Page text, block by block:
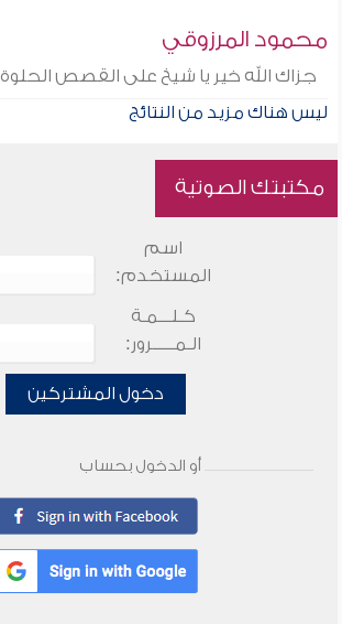
محمود المرزوقي
جزاك الله خير يا شيخ على القصص الحلوة
ليس هناك مزيد من النتائج
مكتبتك الصوتية
اسم
المستخدم:
كـلـــمـة
الـمـــــرور:
دخول المشتركين
أو الدخول بحساب